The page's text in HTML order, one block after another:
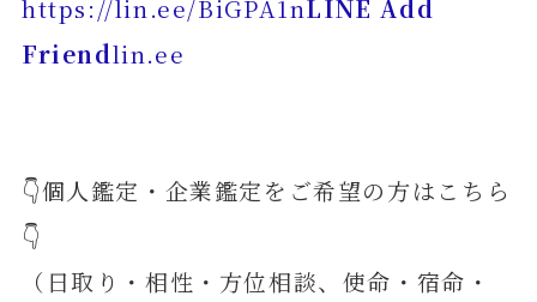
https://lin.ee/BiGPA1nLINE Add
Friendlin.ee
👇個人鑑定・企業鑑定をご希望の方はこちら
👇
（日取り・相性・方位相談、使命・宿命・